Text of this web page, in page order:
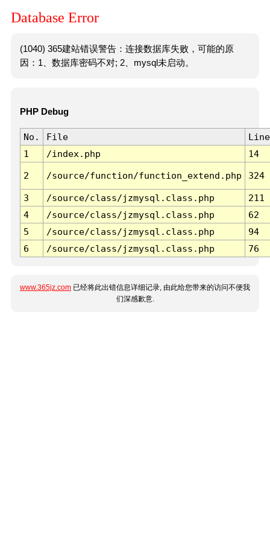
Database Error
(1040) 365建站错误警告：连接数据库失败，可能的原
因：1、数据库密码不对; 2、mysql未启动。
PHP Debug
No. File
Line
1
/index.php 14
2 /source/function/function_extend.php 324
3 /source/class/jzmysql.class.php
211
4
/source/class/jzmysql.class.php
62
5
/source/class/jzmysql.class.php
94
6
/source/class/jzmysql.class.php 76
www.365jz.com 已经将此出错信息详细记录, 由此给您带来的访问不便我
们深感歉意.